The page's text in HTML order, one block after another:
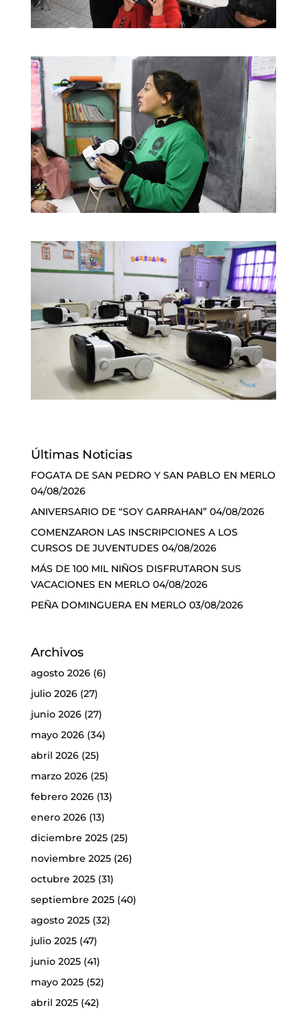
Últimas Noticias
FOGATA DE SAN PEDRO Y SAN PABLO EN MERLO
04/08/2026
ANIVERSARIO DE “SOY GARRAHAN” 04/08/2026
COMENZARON LAS INSCRIPCIONES A LOS
CURSOS DE JUVENTUDES 04/08/2026
MÁS DE 100 MIL NIÑOS DISFRUTARON SUS
VACACIONES EN MERLO 04/08/2026
PEÑA DOMINGUERA EN MERLO 03/08/2026
Archivos
agosto 2026(6)
julio 2026(27)
junio 2026(27)
mayo 2026(34)
abril 2026(25)
marzo 2026(25)
febrero 2026(13)
enero 2026(13)
diciembre 2025(25)
noviembre 2025(26)
octubre 2025(31)
septiembre 2025(40)
agosto 2025(32)
julio 2025(47)
junio 2025(41)
mayo 2025(52)
abril 2025(42)